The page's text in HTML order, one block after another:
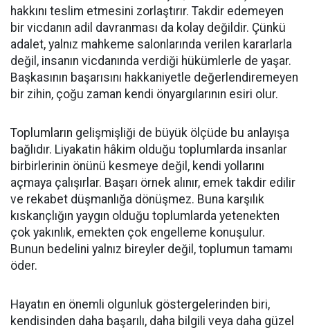
hakkını teslim etmesini zorlaştırır. Takdir edemeyen
bir vicdanın adil davranması da kolay değildir. Çünkü
adalet, yalnız mahkeme salonlarında verilen kararlarla
değil, insanın vicdanında verdiği hükümlerle de yaşar.
Başkasının başarısını hakkaniyetle değerlendiremeyen
bir zihin, çoğu zaman kendi önyargılarının esiri olur.
Toplumların gelişmişliği de büyük ölçüde bu anlayışa
bağlıdır. Liyakatin hâkim olduğu toplumlarda insanlar
birbirlerinin önünü kesmeye değil, kendi yollarını
açmaya çalışırlar. Başarı örnek alınır, emek takdir edilir
ve rekabet düşmanlığa dönüşmez. Buna karşılık
kıskançlığın yaygın olduğu toplumlarda yetenekten
çok yakınlık, emekten çok engelleme konuşulur.
Bunun bedelini yalnız bireyler değil, toplumun tamamı
öder.
Hayatın en önemli olgunluk göstergelerinden biri,
kendisinden daha başarılı, daha bilgili veya daha güzel